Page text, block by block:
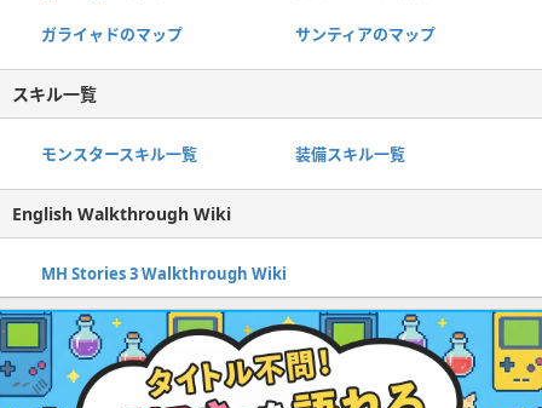
ガライャドのマップ サンティアのマップ
スキル一覧
モンスタースキル一覧 装備スキル一覧
English Walkthrough Wiki
MH Stories 3 Walkthrough Wiki